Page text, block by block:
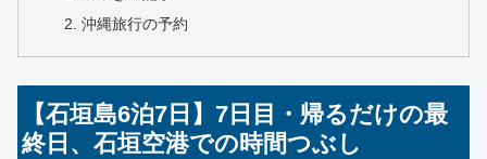
沖縄旅行の予約
【石垣島6泊7日】7日目・帰るだけの最
終日、石垣空港での時間つぶし